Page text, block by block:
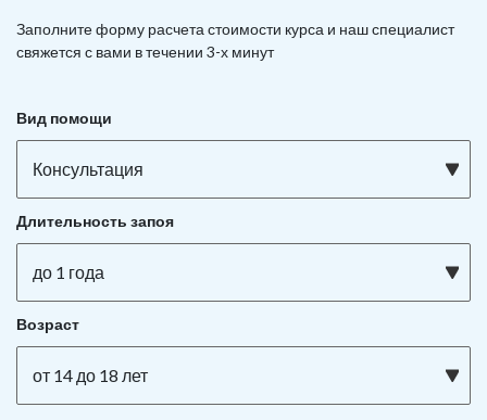
Заполните форму расчета стоимости курса и наш специалист
свяжется с вами в течении 3-х минут
Вид помощи
Консультация
Длительность запоя
до 1 года
Возраст
от 14 до 18 лет